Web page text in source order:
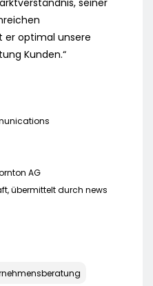
er optimal unsere
Kunden.“
AG
übermittelt durch news